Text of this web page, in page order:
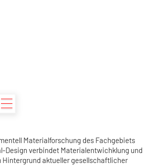
Materialforschung des Fachgebiets
Design verbindet Materialentwichklung und
Hintergrund aktueller gesellschaftlicher